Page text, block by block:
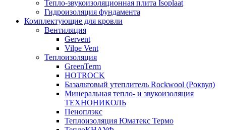
Тепло-звукоизоляционная плита Isoplaat
Гидроизоляция фундамента
Комплектующие для кровли
Вентиляция
Gervent
Vilpe Vent
Теплоизоляция
GreenTerm
HOTROCK
Базальтовый утеплитель Rockwool (Роквул)
Минеральная тепло- и звукоизоляция
ТЕХНОНИКОЛЬ
Пеноплэкс
Теплоизоляция Юматекс Термо